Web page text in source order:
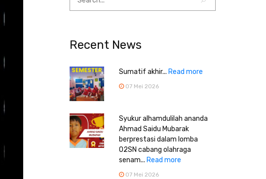
Recent News
Sumatif akhir... Read more
07 Mei 2026
Syukur alhamdulilah ananda
Ahmad Saidu Mubarak
berprestasi dalam lomba
O2SN cabang olahraga
senam... Read more
07 Mei 2026